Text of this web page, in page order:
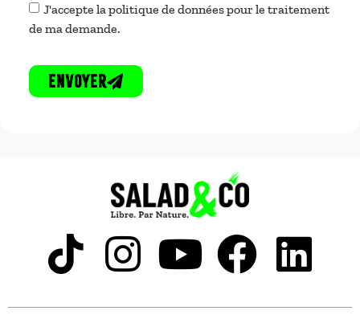
J'accepte la politique de données pour le traitement
de ma demande.
Envoyer